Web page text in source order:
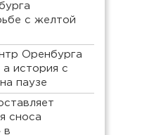
с желтой
Оренбурга
история с
паузе
сноса
в